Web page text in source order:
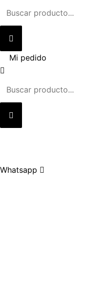
Mi pedido
Whatsapp